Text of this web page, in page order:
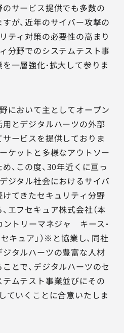
見積・お問い合わせ
い合わせ専用番号
4864
9:30〜18:00）
絡は03-5333-1246
サービス提供でも多数の
が、近年のサイバー攻撃の
ティ対策の必要性の高まり
分野でのシステムテスト事
一層強化・拡大して参りま
において主としてオープン
とデジタルハーツの外部
ービスを提供しておりま
ケットと多様なアウトソー
、この度、30年近くに亘っ
ジタル社会におけるサイバ
てきたセキュリティ分野
エフセキュア株式会社（本
ントリーマネジャ キース・
キュア」）※と協業し、同社
タルハーツの豊富な人材
とで、デジタルハーツのセ
ムテスト事業並びにその
ていくことに合意いたしま